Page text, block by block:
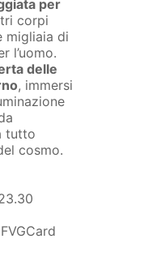
per
corpi
migliaia di
l’uomo.
delle
, immersi
tutto
cosmo.